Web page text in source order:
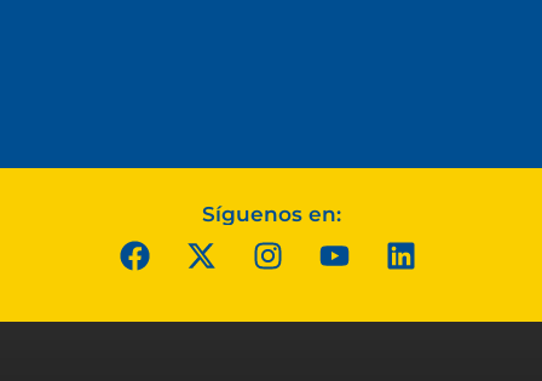
Síguenos en: